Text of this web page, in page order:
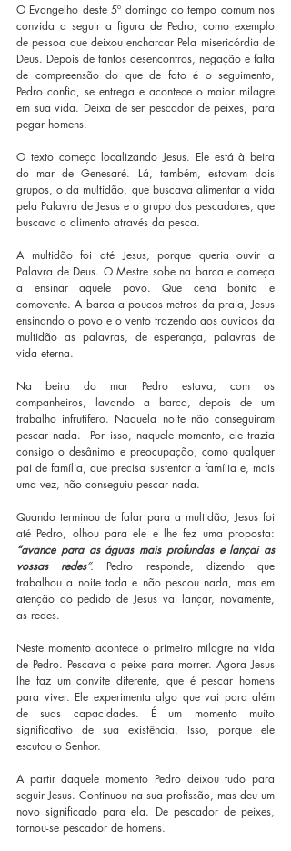
O Evangelho deste 5º domingo do tempo comum nos
convida a seguir a figura de Pedro, como exemplo
de pessoa que deixou encharcar Pela misericórdia de
Deus. Depois de tantos desencontros, negação e falta
de compreensão do que de fato é o seguimento,
Pedro confia, se entrega e acontece o maior milagre
em sua vida. Deixa de ser pescador de peixes, para
pegar homens.
O texto começa localizando Jesus. Ele está à beira
do mar de Genesaré. Lá, também, estavam dois
grupos, o da multidão, que buscava alimentar a vida
pela Palavra de Jesus e o grupo dos pescadores, que
buscava o alimento através da pesca.
A multidão foi até Jesus, porque queria ouvir a
Palavra de Deus. O Mestre sobe na barca e começa
a ensinar aquele povo. Que cena bonita e
comovente. A barca a poucos metros da praia, Jesus
ensinando o povo e o vento trazendo aos ouvidos da
multidão as palavras, de esperança, palavras de
vida eterna.
Na beira do mar Pedro estava, com os
companheiros, lavando a barca, depois de um
trabalho infrutífero. Naquela noite não conseguiram
pescar nada.  Por isso, naquele momento, ele trazia
consigo o desânimo e preocupação, como qualquer
pai de família, que precisa sustentar a família e, mais
uma vez, não conseguiu pescar nada.
Quando terminou de falar para a multidão, Jesus foi
até Pedro,
“avance para as águas mais profundas e lançai as
vossas redes”. Pedro responde, dizendo que
trabalhou a noite toda e não pescou nada, mas em
atenção ao pedido de Jesus vai lançar, novamente,
as redes.
Neste momento acontece o primeiro milagre na vida
de Pedro. Pescava o peixe para morrer. Agora Jesus
lhe faz um convite diferente, que é pescar homens
para viver. Ele experimenta algo que vai para além
de suas capacidades. É um momento muito
significativo de sua existência. Isso, porque ele
escutou o Senhor.
A partir daquele momento Pedro deixou tudo para
seguir Jesus. Continuou na sua profissão, mas deu um
novo significado para ela. De pescador de peixes,
tornou-se pescador de homens.